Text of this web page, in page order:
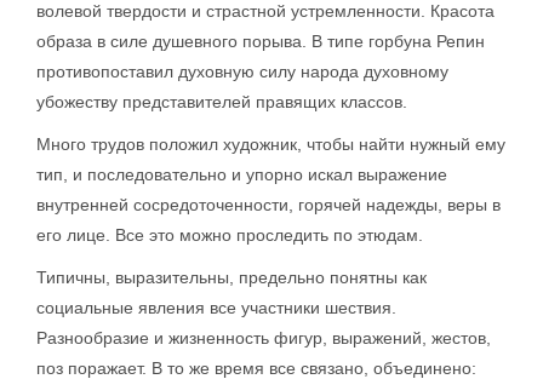
волевой твердости и страстной устремленности. Красота
образа в силе душевного порыва. В типе горбуна Репин
противопоставил духовную силу народа духовному
убожеству представителей правящих классов.
Много трудов положил художник, чтобы найти нужный ему
тип, и последовательно и упорно искал выражение
внутренней сосредоточенности, горячей надежды, веры в
его лице. Все это можно проследить по этюдам.
Типичны, выразительны, предельно понятны как
социальные явления все участники шествия.
Разнообразие и жизненность фигур, выражений, жестов,
поз поражает. В то же время все связано, объединено: